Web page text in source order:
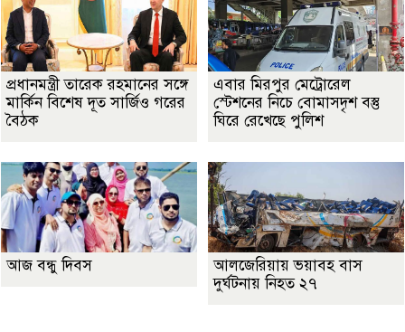
প্রধানমন্ত্রী তারেক রহমানের সঙ্গে
মার্কিন বিশেষ দূত সার্জিও গরের
বৈঠক
এবার মিরপুর মেট্রোরেল
স্টেশনের নিচে বোমাসদৃশ বস্তু
ঘিরে রেখেছে পুলিশ
আজ বন্ধু দিবস
আলজেরিয়ায় ভয়াবহ বাস
দুর্ঘটনায় নিহত ২৭